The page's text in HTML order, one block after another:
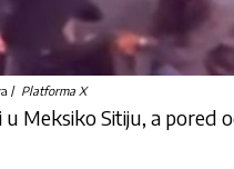
/ Platforma X
Meksiko Sitiju, a pored